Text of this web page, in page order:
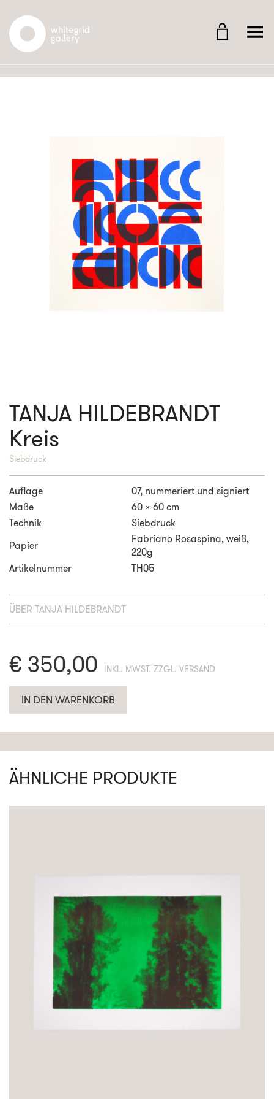
Whitegrid Logo Menü umschalten
TANJA HILDEBRANDT
Kreis
Siebdruck
Auflage
07, nummeriert und signiert
Maße
60 x 60 cm
Technik
Siebdruck
Papier
Fabriano Rosaspina, weiß,
220g
Artikelnummer
TH05
ÜBER TANJA HILDEBRANDT
€ 350,00
IN DEN WARENKORB
ÄHNLICHE PRODUKTE